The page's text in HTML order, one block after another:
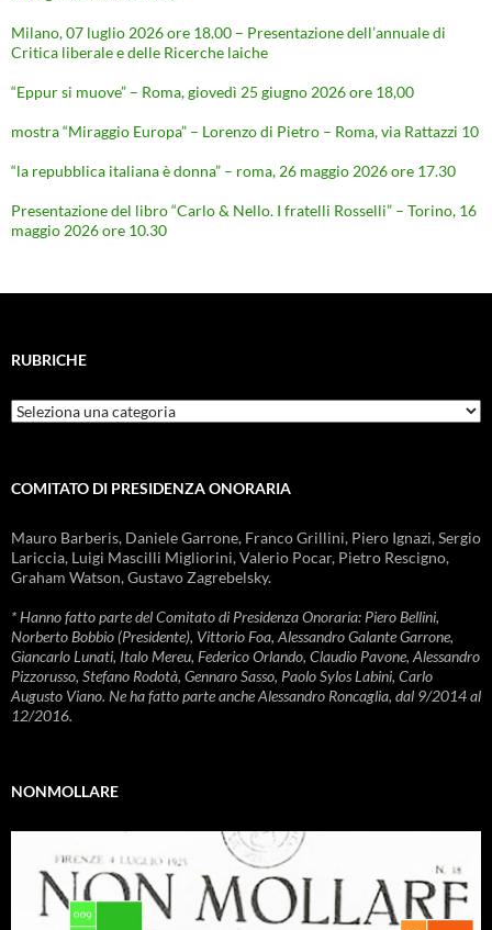
Milano, 07 luglio 2026 ore 18.00 – Presentazione dell’annuale di
Critica liberale e delle Ricerche laiche
“Eppur si muove” – Roma, giovedì 25 giugno 2026 ore 18,00
mostra “Miraggio Europa” – Lorenzo di Pietro – Roma, via Rattazzi 10
“la repubblica italiana è donna” – roma, 26 maggio 2026 ore 17.30
Presentazione del libro “Carlo & Nello. I fratelli Rosselli” – Torino, 16
maggio 2026 ore 10.30
RUBRICHE
Rubriche
COMITATO DI PRESIDENZA ONORARIA
Mauro Barberis, Daniele Garrone, Franco Grillini, Piero Ignazi, Sergio
Lariccia, Luigi Mascilli Migliorini, Valerio Pocar, Pietro Rescigno,
Graham Watson, Gustavo Zagrebelsky.
* Hanno fatto parte del Comitato di Presidenza Onoraria: Piero Bellini,
Norberto Bobbio (Presidente), Vittorio Foa, Alessandro Galante Garrone,
Giancarlo Lunati, Italo Mereu, Federico Orlando, Claudio Pavone, Alessandro
Pizzorusso, Stefano Rodotà, Gennaro Sasso, Paolo Sylos Labini, Carlo
Augusto Viano. Ne ha fatto parte anche Alessandro Roncaglia, dal 9/2014 al
12/2016.
NONMOLLARE